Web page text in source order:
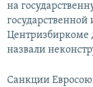
на
Центризбиркоме
назвали
Санкции